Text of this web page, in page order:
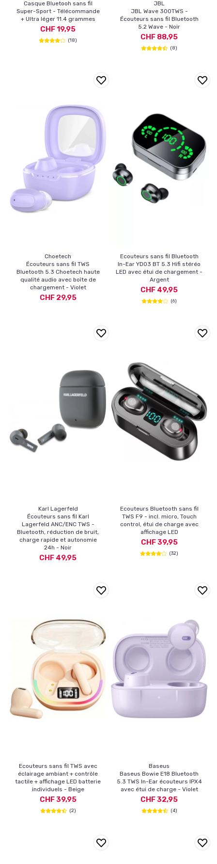
Casque Bluetooh sans fil
Super-Sport - Télécommande
+ Ultra léger 11.4 grammes
CHF 19,95
(18)
JBL
JBL Wave 300TWS -
Écouteurs sans fil Bluetooth
5.2 Wave - Noir
CHF 88,95
(8)
Choetech
Écouteurs sans fil TWS
Bluetooth 5.3 Choetech haute
qualité audio avec boîte de
chargement - Violet
CHF 29,95
Ecouteurs sans fil Bluetooth
In-Ear YD03 BT 5.3 Hifi stéréo
LED avec étui de chargement -
Argent
CHF 49,95
(6)
Karl Lagerfeld
Écouteurs sans fil Karl
Lagerfeld ANC/ENC TWS -
Bluetooth, réduction de bruit,
charge rapide et autonomie
24h - Noir
CHF 49,95
Ecouteurs Bluetooth sans fil
TWS F9 - incl. micro, Touch
control, étui de charge avec
affichage LED
CHF 39,95
(32)
Ecouteurs sans fil TWS avec
éclairage ambiant + contrôle
tactile + affichage LED batterie
individuels - Beige
CHF 39,95
(2)
Baseus
Baseus Bowie E18 Bluetooth
5.3 TWS In-Ear écouteurs IPX4
avec étui de charge - Violet
CHF 32,95
(4)